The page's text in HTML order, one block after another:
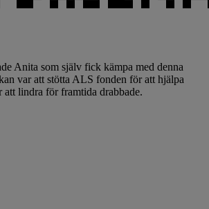
Anita som själv fick kämpa med denna
var att stötta ALS fonden för att hjälpa
lindra för framtida drabbade.